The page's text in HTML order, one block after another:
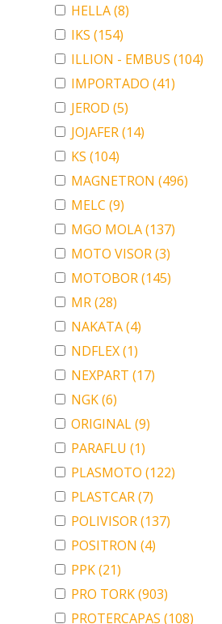
HELLA(8)
IKS (154)
ILLION - EMBUS (104)
IMPORTADO (41)
JEROD (5)
JOJAFER(14)
KS (104)
MAGNETRON (496)
MELC (9)
MGO MOLA(137)
MOTO VISOR(3)
MOTOBOR(145)
MR(28)
NAKATA(4)
NDFLEX(1)
NEXPART (17)
NGK(6)
ORIGINAL(9)
PARAFLU (1)
PLASMOTO (122)
PLASTCAR(7)
POLIVISOR(137)
POSITRON (4)
PPK(21)
PRO TORK(903)
PROTERCAPAS (108)